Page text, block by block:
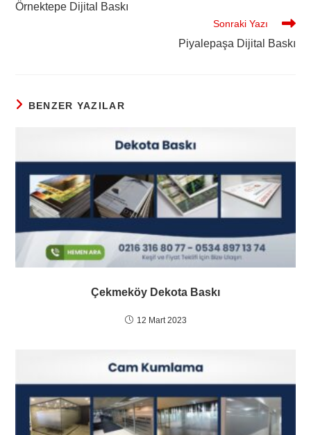
Örnektepe Dijital Baskı
Sonraki Yazı
Piyalepaşa Dijital Baskı
BENZER YAZILAR
Çekmeköy Dekota Baskı
12 Mart 2023